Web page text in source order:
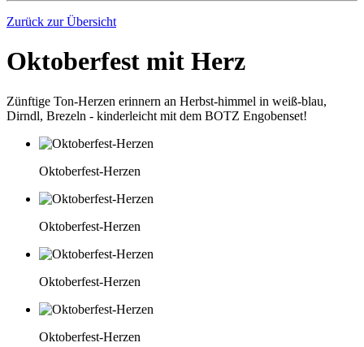
Zurück zur Übersicht
Oktoberfest mit Herz
Zünftige Ton-Herzen erinnern an Herbst-himmel in weiß-blau,
Dirndl, Brezeln - kinderleicht mit dem BOTZ Engobenset!
Oktoberfest-Herzen
Oktoberfest-Herzen
Oktoberfest-Herzen
Oktoberfest-Herzen